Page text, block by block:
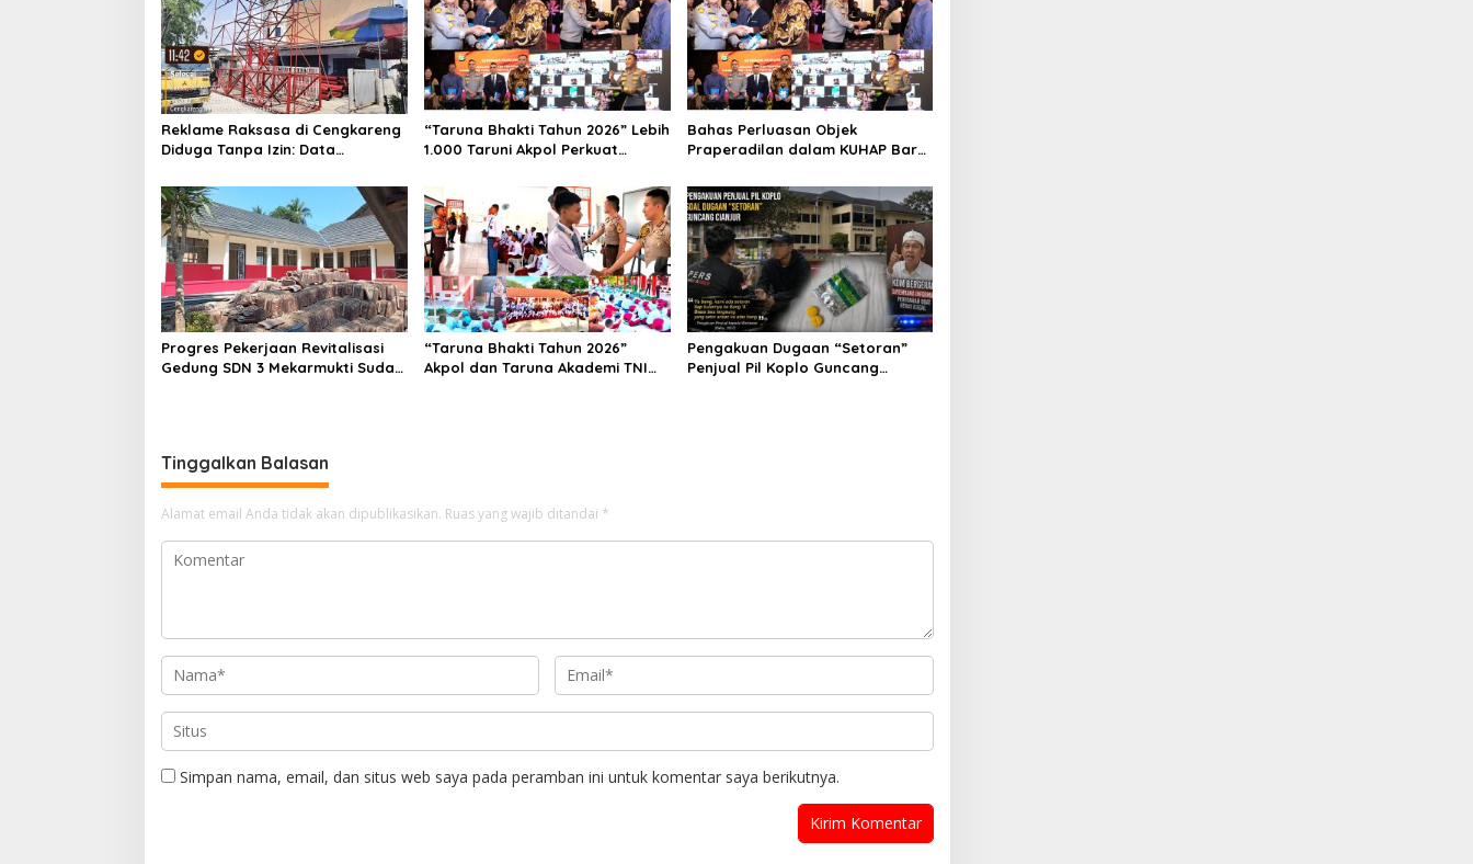
Reklame Raksasa di Cengkareng
Diduga Tanpa Izin: Data
Identitas Petugas Tak Dikenali
“Taruna Bhakti Tahun 2026” Lebih
1.000 Taruni Akpol Perkuat
Sekolah Rakyat
Bahas Perluasan Objek
Praperadilan dalam KUHAP Baru,
Seminar Hukum
Progres Pekerjaan Revitalisasi
Gedung SDN 3 Mekarmukti Sudah
“Taruna Bhakti Tahun 2026”
Akpol dan Taruna Akademi TNI
Pengakuan Dugaan “Setoran”
Penjual Pil Koplo Guncang
Tinggalkan Balasan
Alamat email Anda tidak akan dipublikasikan. Ruas yang wajib ditandai *
Simpan nama, email, dan situs web saya pada peramban ini untuk komentar saya berikutnya.